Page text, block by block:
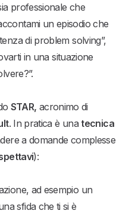
professionale che
un episodio che
di problem solving”,
in una situazione
STAR, acronimo di
. In pratica è una tecnica
a domande complesse
):
ad esempio un
sfida che ti si è